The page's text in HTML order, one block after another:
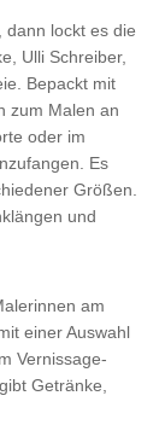
dann lockt es die
Ulli Schreiber,
Bepackt mit
zum Malen an
oder im
Es
Größen.
und
am
einer Auswahl
Vernissage-
Getränke,